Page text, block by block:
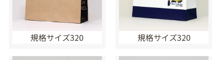
規格サイズ320 規格サイズ320